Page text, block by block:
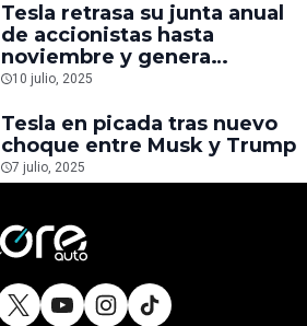
Tesla retrasa su junta anual
de accionistas hasta
noviembre y genera
incertidumbre
10 julio, 2025
Tesla en picada tras nuevo
choque entre Musk y Trump
7 julio, 2025